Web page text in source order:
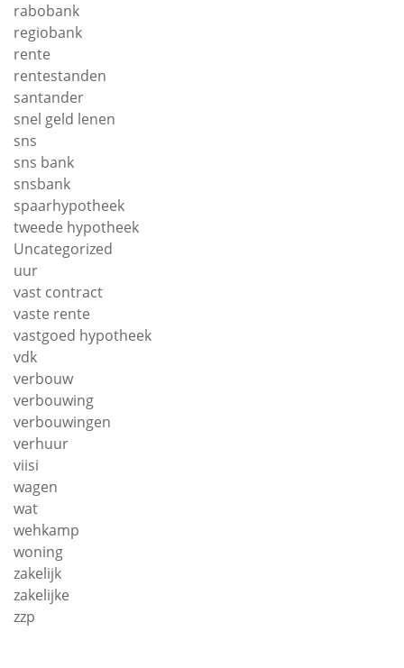
rabobank
regiobank
rente
rentestanden
santander
snel geld lenen
sns
sns bank
snsbank
spaarhypotheek
tweede hypotheek
Uncategorized
uur
vast contract
vaste rente
vastgoed hypotheek
vdk
verbouw
verbouwing
verbouwingen
verhuur
viisi
wagen
wat
wehkamp
woning
zakelijk
zakelijke
zzp